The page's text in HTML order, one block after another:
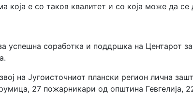
која е со таков квалитет и со која може да
успешна соработка и поддршка на Центарот
на Југоисточниот плански регион лична
27 пожарникари од општина